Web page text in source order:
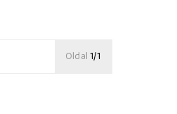
Oldal1/1